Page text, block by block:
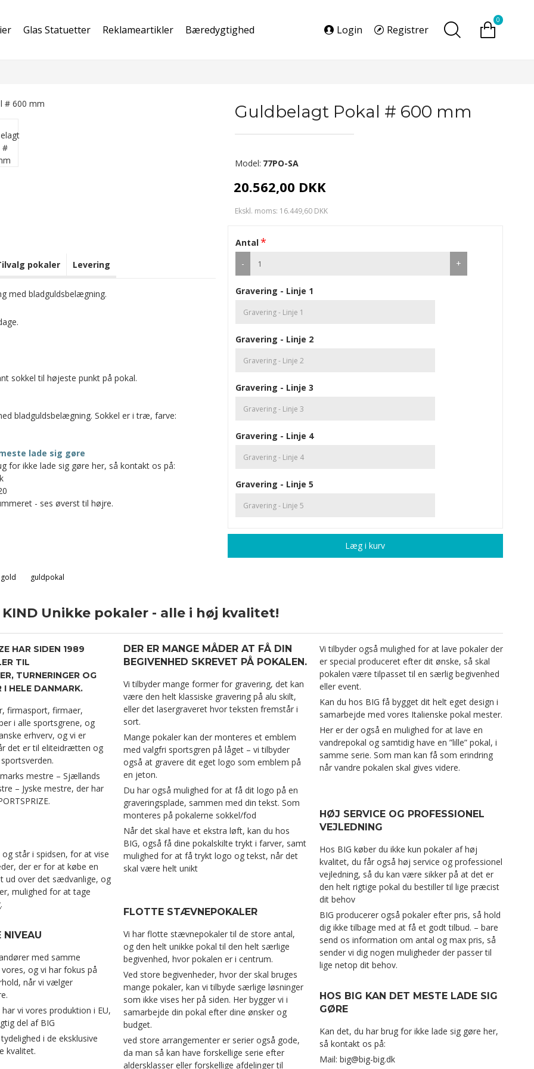
Glas Statuetter Reklameartikler Bæredygtighed Login Registrer
0
pokaler Levering
med bladguldsbelægning.
sokkel til højeste punkt på pokal.
bladguldsbelægning. Sokkel er i træ, farve:
lade sig gøre
for ikke lade sig gøre her, så kontakt os på:
- ses øverst til højre.
Guldbelagt Pokal # 600 mm
20.562,00 DKK
Ekskl. moms: 16.449,60 DKK
Model: 77PO-SA
Antal
-
+
Gravering - Linje 1
Gravering - Linje 2
Gravering - Linje 3
Gravering - Linje 4
Gravering - Linje 5
Læg i kurv
guldpokal
KIND Unikke pokaler - alle i høj kvalitet!
HAR SIDEN 1989
TIL
TURNERINGER OG
I HELE DANMARK.
firmasport, firmaer,
i alle sportsgrene, og
erhverv, og vi er
det er til eliteidrætten og
mestre – Sjællands
– Jyske mestre, der har
og står i spidsen, for at vise
der er for at købe en
ud over det sædvanlige, og
mulighed for at tage
NIVEAU
med samme
og vi har fokus på
når vi vælger
vi vores produktion i EU,
del af BIG
i de eksklusive
kvalitet.
DER ER MANGE MÅDER AT FÅ DIN
BEGIVENHED SKREVET PÅ POKALEN.
Vi tilbyder mange former for gravering, det kan
være den helt klassiske gravering på alu skilt,
eller det lasergraveret hvor teksten fremstår i
sort.
Mange pokaler kan der monteres et emblem
med valgfri sportsgren på låget – vi tilbyder
også at gravere dit eget logo som emblem på
en jeton.
Du har også mulighed for at få dit logo på en
graveringsplade, sammen med din tekst. Som
monteres på pokalerne sokkel/fod
Når det skal have et ekstra løft, kan du hos
BIG, også få dine pokalskilte trykt i farver, samt
mulighed for at få trykt logo og tekst, når det
skal være helt unikt
FLOTTE STÆVNEPOKALER
Vi har flotte stævnepokaler til de store antal,
og den helt unikke pokal til den helt særlige
begivenhed, hvor pokalen er i centrum.
Ved store begivenheder, hvor der skal bruges
mange pokaler, kan vi tilbyde særlige løsninger
som ikke vises her på siden. Her bygger vi i
samarbejde din pokal efter dine ønsker og
budget.
ved store arrangementer er serier også gode,
da man så kan have forskellige serie efter
aldersklasser eller forskellige afdelinger til
Vi tilbyder også mulighed for at lave pokaler der
er special produceret efter dit ønske, så skal
pokalen være tilpasset til en særlig begivenhed
eller event.
Kan du hos BIG få bygget dit helt eget design i
samarbejde med vores Italienske pokal mester.
Her er der også en mulighed for at lave en
vandrepokal og samtidig have en ”lille” pokal, i
samme serie. Som man kan få som erindring
når vandre pokalen skal gives videre.
HØJ SERVICE OG PROFESSIONEL
VEJLEDNING
Hos BIG køber du ikke kun pokaler af høj
kvalitet, du får også høj service og professionel
vejledning, så du kan være sikker på at det er
den helt rigtige pokal du bestiller til lige præcist
dit behov
BIG producerer også pokaler efter pris, så hold
dig ikke tilbage med at få et godt tilbud. – bare
send os information om antal og max pris, så
sender vi dig nogen muligheder der passer til
lige netop dit behov.
HOS BIG KAN DET MESTE LADE SIG
GØRE
Kan det, du har brug for ikke lade sig gøre her,
så kontakt os på:
Mail: big@big-big.dk